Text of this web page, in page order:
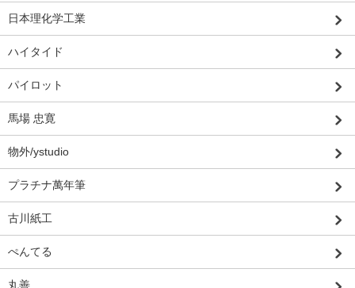
日本理化学工業
ハイタイド
パイロット
馬場 忠寛
物外/ystudio
プラチナ萬年筆
古川紙工
ぺんてる
丸善